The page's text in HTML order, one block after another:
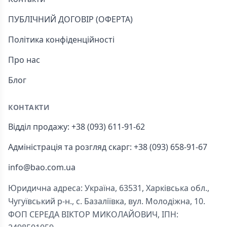
ПУБЛІЧНИЙ ДОГОВІР (ОФЕРТА)
Політика конфіденційності
Про нас
Блог
КОНТАКТИ
Відділ продажу: +38 (093) 611-91-62
Адміністрація та розгляд скарг: +38 (093) 658-91-67
info@bao.com.ua
Юридична адреса: Україна, 63531, Харківська обл.,
Чугуївський р-н., с. Базаліївка, вул. Молодіжна, 10.
ФОП СЕРЕДА ВІКТОР МИКОЛАЙОВИЧ, ІПН: